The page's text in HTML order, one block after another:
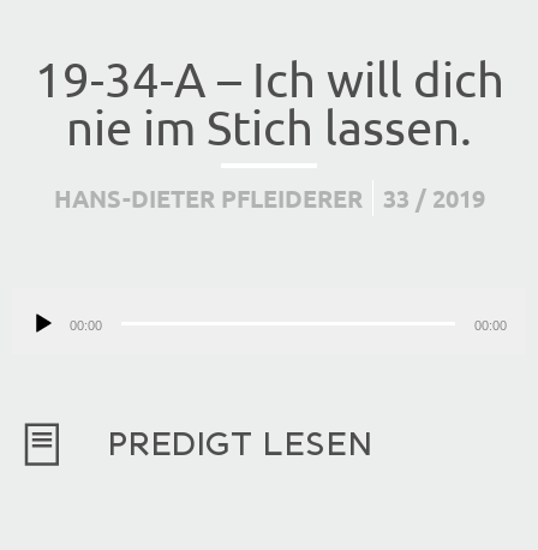
19-34-A – Ich will dich
nie im Stich lassen.
HANS-DIETER PFLEIDERER 33 / 2019
00:00 00:00
PREDIGT LESEN